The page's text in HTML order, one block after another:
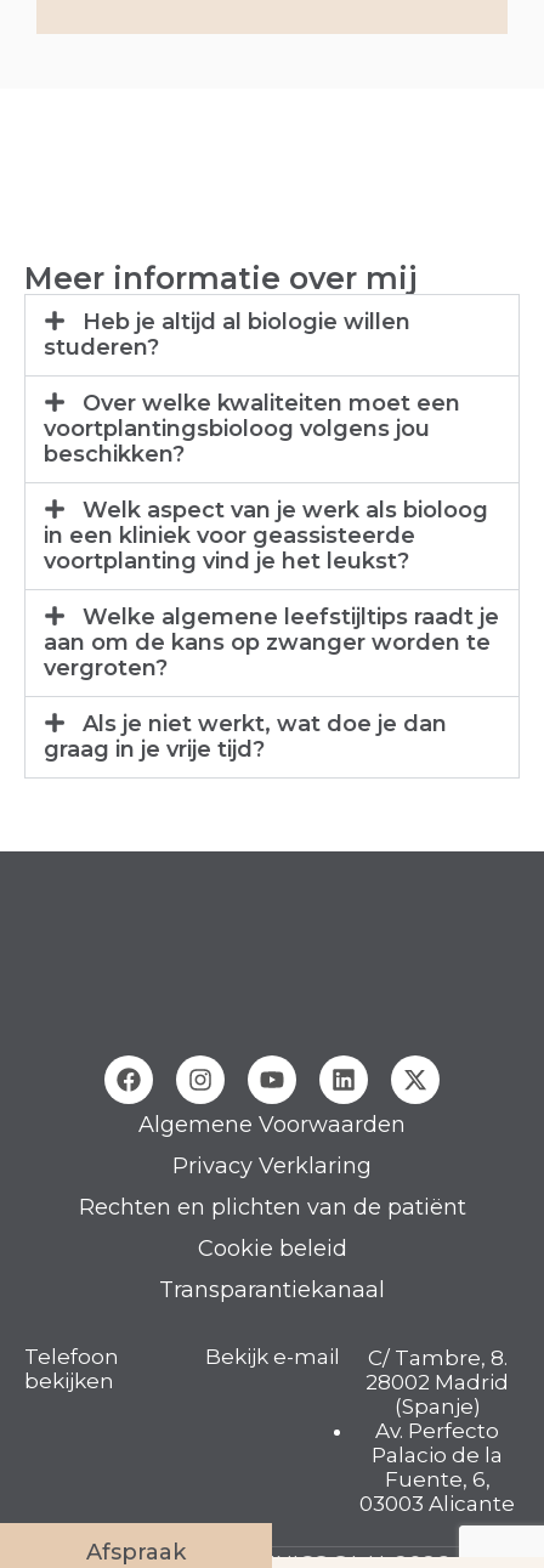
Meer informatie over mij
Heb je altijd al biologie willen
studeren?
Over welke kwaliteiten moet een
voortplantingsbioloog volgens jou
beschikken?
Welk aspect van je werk als bioloog
in een kliniek voor geassisteerde
voortplanting vind je het leukst?
Welke algemene leefstijltips raadt je
aan om de kans op zwanger worden te
vergroten?
Als je niet werkt, wat doe je dan
graag in je vrije tijd?
Algemene Voorwaarden
Privacy Verklaring
Rechten en plichten van de patiënt
Cookie beleid
Transparantiekanaal
Telefoon
bekijken
Bekijk e-mail
C/ Tambre, 8.
28002 Madrid
(Spanje)
Av. Perfecto
Palacio de la
Fuente, 6,
03003 Alicante
Afspraak